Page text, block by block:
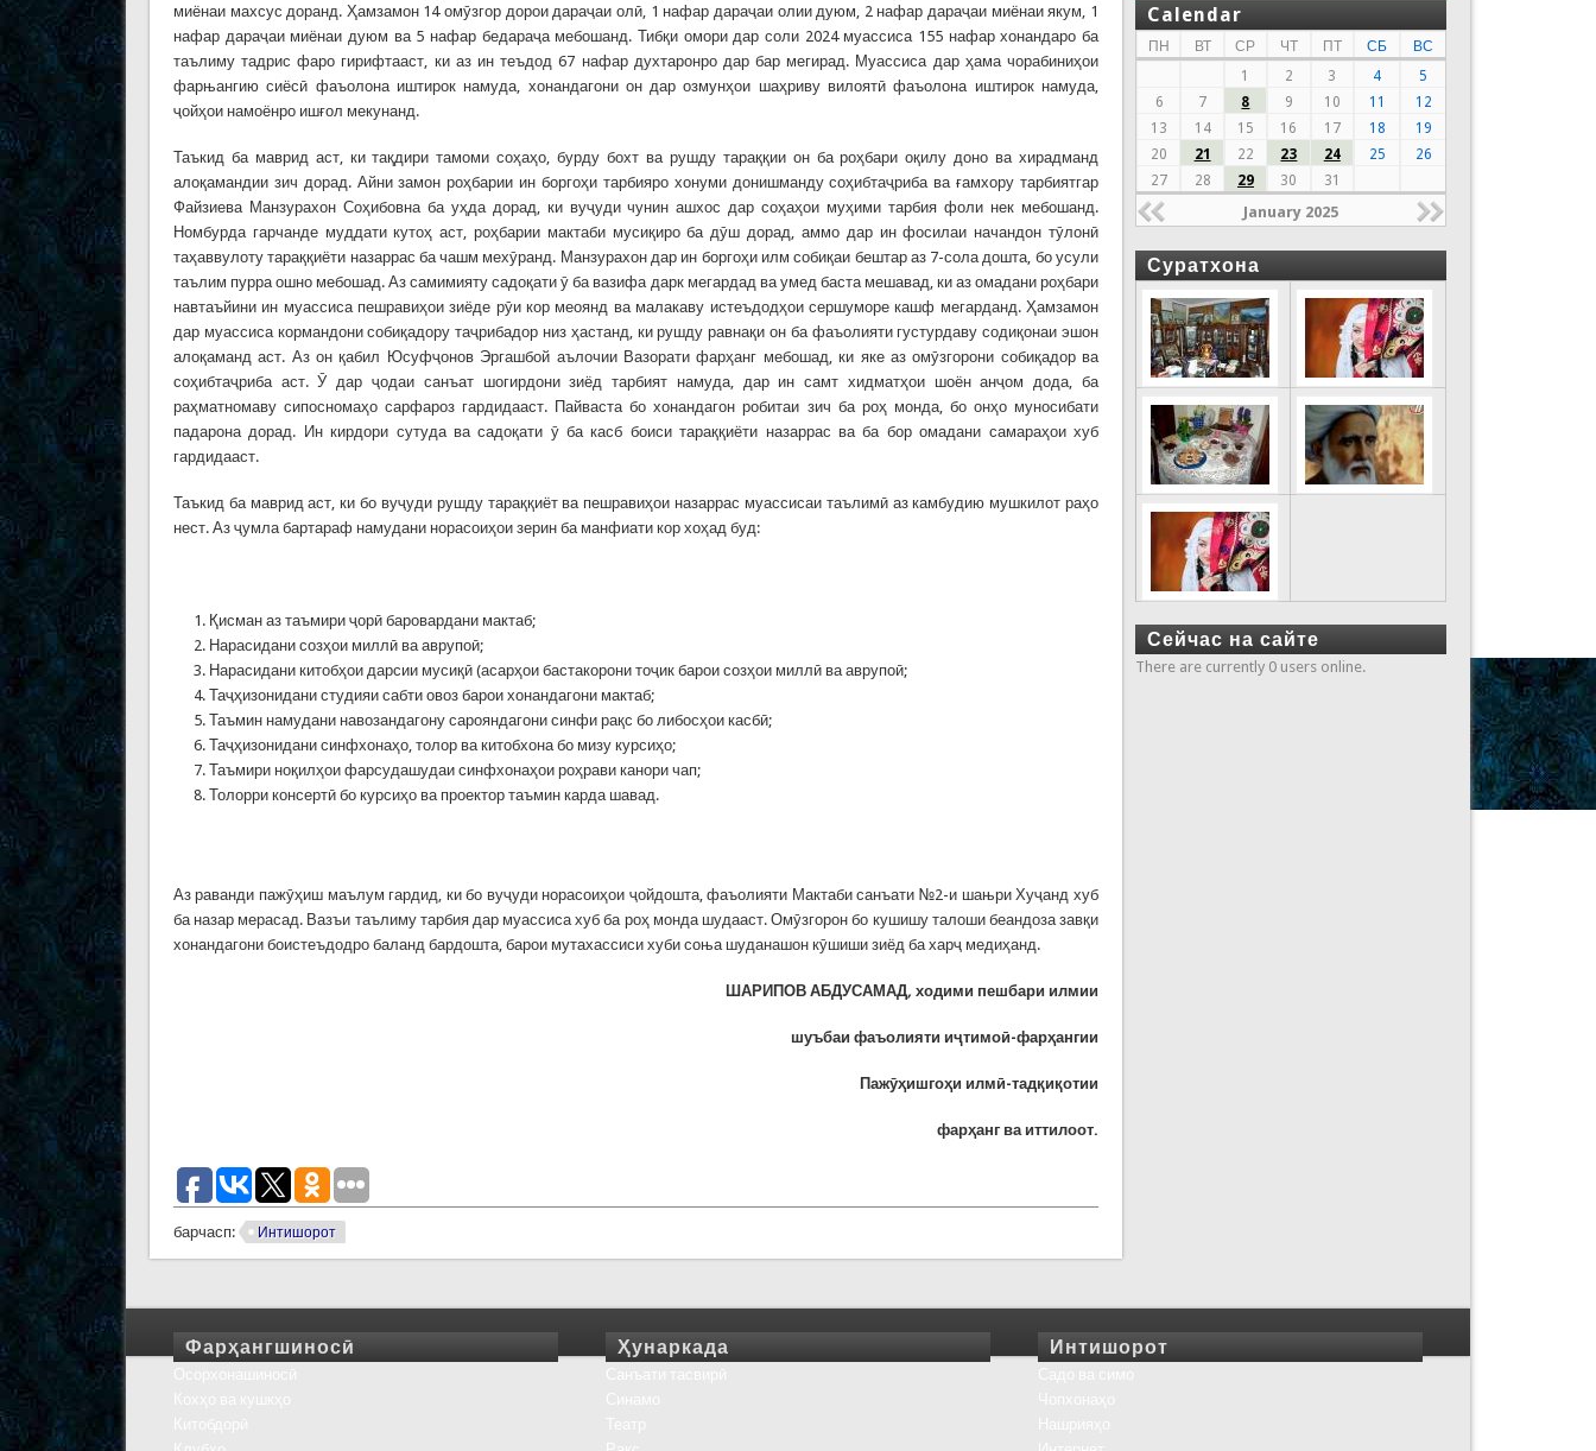
миёнаи махсус доранд. Ҳамзамон 14 омӯзгор дорои дараҷаи олӣ, 1 нафар дараҷаи олии дуюм, 2 нафар дараҷаи миёнаи якум, 1
нафар дараҷаи миёнаи дуюм ва 5 нафар бедараҷа мебошанд. Тибқи омори дар соли 2024 муассиса 155 нафар хонандаро ба
таълиму тадрис фаро гирифтааст, ки аз ин теъдод 67 нафар духтаронро дар бар мегирад. Муассиса дар ҳама чорабиниҳои
фарњангию сиёсӣ фаъолона иштирок намуда, хонандагони он дар озмунҳои шаҳриву вилоятӣ фаъолона иштирок намуда,
ҷойҳои намоёнро ишғол мекунанд.
Таъкид ба маврид аст, ки тақдири тамоми соҳаҳо, бурду бохт ва рушду тараққии он ба роҳбари оқилу доно ва хирадманд
алоқамандии зич дорад. Айни замон роҳбарии ин боргоҳи тарбияро хонуми донишманду соҳибтаҷриба ва ғамхору тарбиятгар
Файзиева Манзурахон Соҳибовна ба уҳда дорад, ки вуҷуди чунин ашхос дар соҳаҳои муҳими тарбия фоли нек мебошанд.
Номбурда гарчанде муддати кутоҳ аст, роҳбарии мактаби мусиқиро ба дӯш дорад, аммо дар ин фосилаи начандон тӯлонӣ
таҳаввулоту тараққиёти назаррас ба чашм мехӯранд. Манзурахон дар ин боргоҳи илм собиқаи бештар аз 7-сола дошта, бо усули
таълим пурра ошно мебошад. Аз самимияту садоқати ӯ ба вазифа дарк мегардад ва умед баста мешавад, ки аз омадани роҳбари
навтаъйини ин муассиса пешравиҳои зиёде рӯи кор меоянд ва малакаву истеъдодҳои сершуморе кашф мегарданд. Ҳамзамон
дар муассиса кормандони собиқадору таҷрибадор низ ҳастанд, ки рушду равнақи он ба фаъолияти густурдаву содиқонаи эшон
алоқаманд аст. Аз он қабил Юсуфҷонов Эргашбой аълочии Вазорати фарҳанг мебошад, ки яке аз омӯзгорони собиқадор ва
соҳибтаҷриба аст. Ӯ дар ҷодаи санъат шогирдони зиёд тарбият намуда, дар ин самт хидматҳои шоён анҷом дода, ба
раҳматномаву сипосномаҳо сарфароз гардидааст. Пайваста бо хонандагон робитаи зич ба роҳ монда, бо онҳо муносибати
падарона дорад. Ин кирдори сутуда ва садоқати ӯ ба касб боиси тараққиёти назаррас ва ба бор омадани самараҳои хуб
гардидааст.
Таъкид ба маврид аст, ки бо вуҷуди рушду тараққиёт ва пешравиҳои назаррас муассисаи таълимӣ аз камбудию мушкилот раҳо
нест. Аз ҷумла бартараф намудани норасоиҳои зерин ба манфиати кор хоҳад буд:
Қисман аз таъмири ҷорӣ баровардани мактаб;
Нарасидани созҳои миллӣ ва аврупоӣ;
Нарасидани китобҳои дарсии мусиқӣ (асарҳои бастакорони тоҷик барои созҳои миллӣ ва аврупоӣ;
Таҷҳизонидани студияи сабти овоз барои хонандагони мактаб;
Таъмин намудани навозандагону сарояндагони синфи рақс бо либосҳои касбӣ;
Таҷҳизонидани синфхонаҳо, толор ва китобхона бо мизу курсиҳо;
Таъмири ноқилҳои фарсудашудаи синфхонаҳои роҳрави канори чап;
Толорри консертӣ бо курсиҳо ва проектор таъмин карда шавад.
Аз раванди пажӯҳиш маълум гардид, ки бо вуҷуди норасоиҳои ҷойдошта, фаъолияти Мактаби санъати №2-и шањри Хуҷанд хуб
ба назар мерасад. Вазъи таълиму тарбия дар муассиса хуб ба роҳ монда шудааст. Омӯзгорон бо кушишу талоши беандоза завқи
хонандагони боистеъдодро баланд бардошта, барои мутахассиси хуби соња шуданашон кӯшиши зиёд ба харҷ медиҳанд.
ШАРИПОВ АБДУСАМАД, ходими пешбари илмии
шуъбаи фаъолияти иҷтимоӣ-фарҳангии
Пажӯҳишгоҳи илмӣ-тадқиқотии
фарҳанг ва иттилоот.
барчасп: Интишорот
Calendar
ПН ВТ СР ЧТ ПТ СБ
ВС
1
2 3 4
5
6
7 8 9 10 11
12
13
14 15 16 17 18
19
20
21 22 23 24 25
26
27
28 29 30 31
January 2025
Суратхона
Сейчас на сайте
There are currently 0 users online.
Фарҳангшиносӣ Ҳунаркада Интишорот